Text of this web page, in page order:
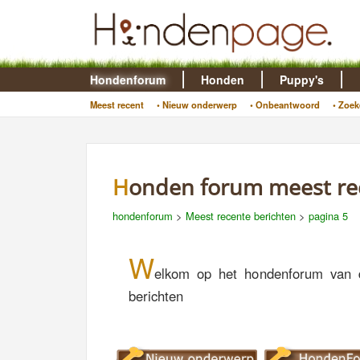
Hondenforum
Meest recent • Nieuw onderwerp • Onbeantwoord •
Honden Puppy's
Honden forum meest
hondenforum > Meest recente berichten > pagina 5
Welkom op het hondenforum
berichten